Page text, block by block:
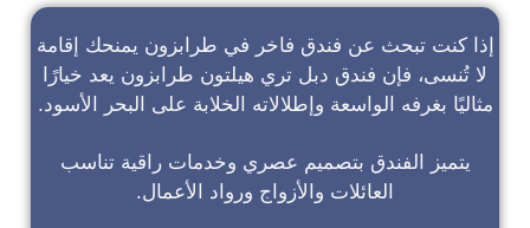
إذا كنت تبحث عن فندق فاخر في طرابزون يمنحك إقامة
لا تُنسى، فإن فندق دبل تري هيلتون طرابزون يعد خيارًا
مثاليًا بغرفه الواسعة وإطلالاته الخلابة على البحر الأسود.
يتميز الفندق بتصميم عصري وخدمات راقية تناسب
العائلات والأزواج ورواد الأعمال.